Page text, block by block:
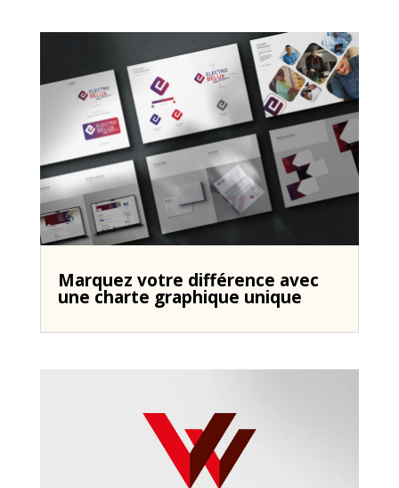
Marquez votre différence avec
une charte graphique unique